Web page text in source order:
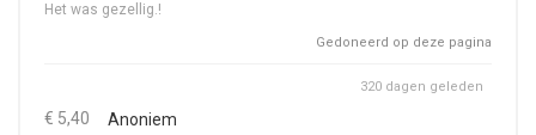
Het was gezellig.!
Gedoneerd op deze pagina
€ 5,40 Anoniem
320 dagen geleden